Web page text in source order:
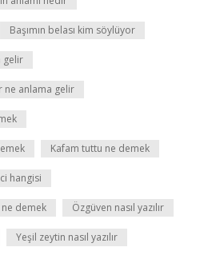
Başımın belası kim söylüyor
gelir
ne anlama gelir
Kafam tuttu ne demek
hangisi
demek Özgüven nasıl yazılır
Yeşil zeytin nasıl yazılır